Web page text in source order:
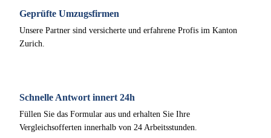
Geprüfte Umzugsfirmen
Unsere Partner sind versicherte und erfahrene Profis im Kanton
Zurich.
Schnelle Antwort innert 24h
Füllen Sie das Formular aus und erhalten Sie Ihre
Vergleichsofferten innerhalb von 24 Arbeitsstunden.